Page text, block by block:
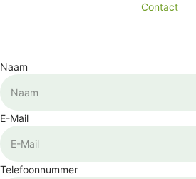
Contact
Naam
E-Mail
Telefoonnummer